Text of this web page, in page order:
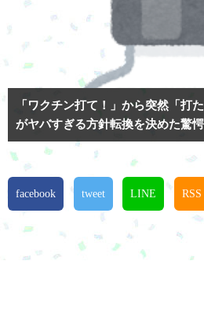
「ワクチン打て！」から突然「打
がヤバすぎる方針転換を決めた驚
facebook tweet LINE RSS